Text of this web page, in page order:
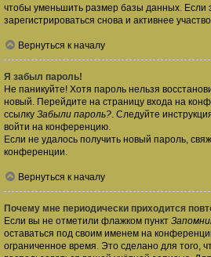
чтобы уменьшить размер базы данных. Если
зарегистрироваться снова и активнее
Вернуться к началу
Я забыл пароль!
Не паникуйте! Хотя пароль нельзя
новый. Перейдите на страницу входа на
ссылку Забыли пароль?. Следуйте
войти на конференцию.
Если не удалось получить новый пароль,
конференции.
Вернуться к началу
Почему мне периодически приходится
Если вы не отметили флажком пункт
оставаться под своим именем на
ограниченное время. Это сделано для того,